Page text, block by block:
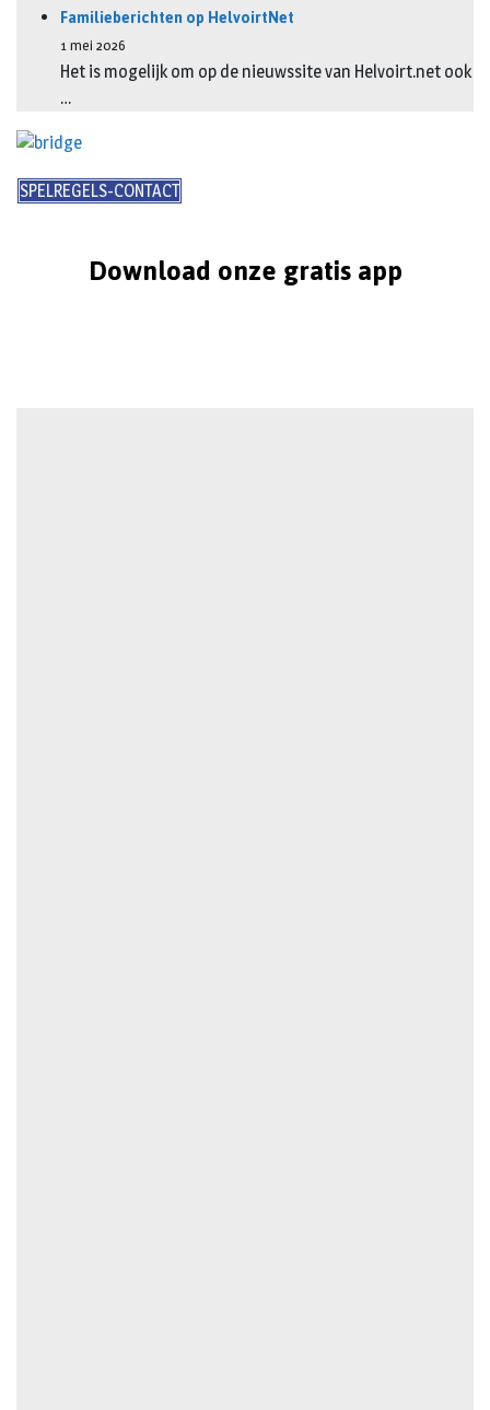
Familieberichten op HelvoirtNet
1 mei 2026
Het is mogelijk om op de nieuwssite van Helvoirt.net ook
…
SPELREGELS-CONTACT
Download onze gratis app